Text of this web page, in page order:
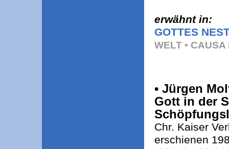
erwähnt in:
GOTTES
WELT •
• Jürgen
Gott in der
Chr. Kaiser
erschienen